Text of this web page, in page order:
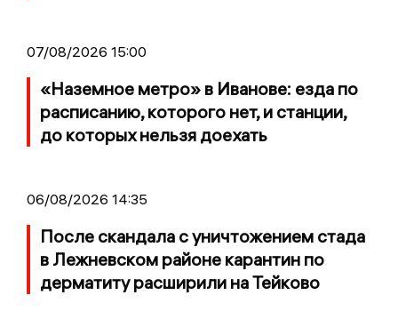
07/08/2026 15:00
«Наземное метро» в Иванове: езда по
расписанию, которого нет, и станции,
до которых нельзя доехать
06/08/2026 14:35
После скандала с уничтожением стада
в Лежневском районе карантин по
дерматиту расширили на Тейково